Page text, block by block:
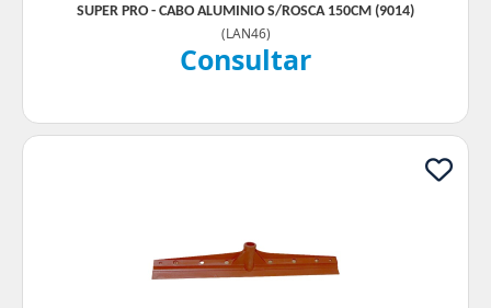
SUPER PRO - CABO ALUMINIO S/ROSCA 150CM (9014)
(LAN46)
Consultar